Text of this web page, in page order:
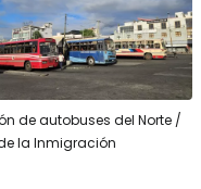
de autobuses del Norte /
la Inmigración